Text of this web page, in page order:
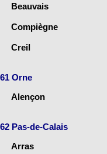
Beauvais
Compiègne
Creil
61 Orne
Alençon
62 Pas-de-Calais
Arras